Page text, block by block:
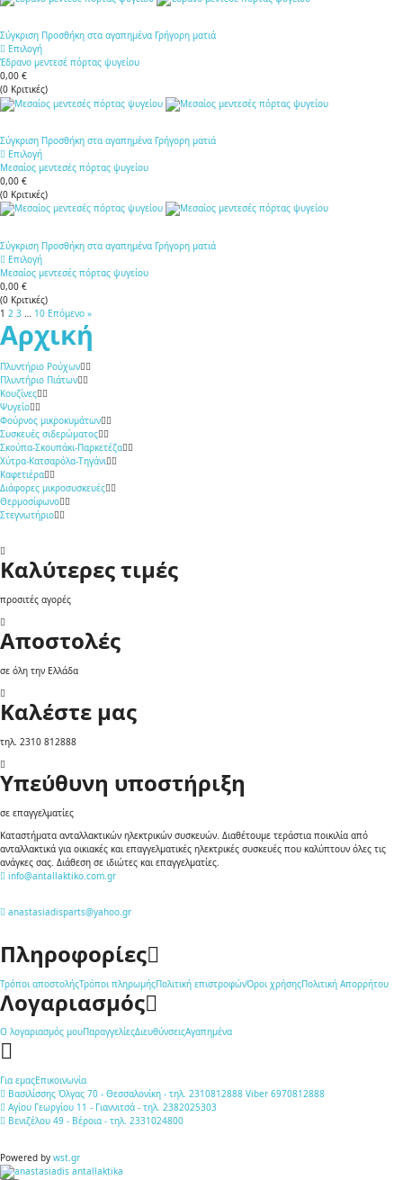
Σύγκριση Προσθήκη στα αγαπημένα Γρήγορη ματιά
Επιλογή
Έδρανο μεντεσέ πόρτας ψυγείου
0,00 €
(0 Κριτικές)
Σύγκριση Προσθήκη στα αγαπημένα Γρήγορη ματιά
Επιλογή
Μεσαίος μεντεσές πόρτας ψυγείου
0,00 €
(0 Κριτικές)
Σύγκριση Προσθήκη στα αγαπημένα Γρήγορη ματιά
Επιλογή
Μεσαίος μεντεσές πόρτας ψυγείου
0,00 €
(0 Κριτικές)
1 2 3 … 10 Επόμενο »
Αρχική
Πλυντήριο Ρούχων
Πλυντήριο Πιάτων
Κουζίνες
Ψυγείο
Φούρνος μικροκυμάτων
Συσκευές σιδερώματος
Σκούπα-Σκουπάκι-Παρκετέζα
Χύτρα-Κατσαρόλα-Τηγάνι
Καφετιέρα
Διάφορες μικροσυσκευές
Θερμοσίφωνο
Στεγνωτήριο
Καλύτερες τιμές
προσιτές αγορές
Αποστολές
σε όλη την Ελλάδα
Καλέστε μας
τηλ. 2310 812888
Υπεύθυνη υποστήριξη
σε επαγγελματίες
Καταστήματα ανταλλακτικών ηλεκτρικών συσκευών. Διαθέτουμε τεράστια ποικιλία από
ανταλλακτικά για οικιακές και επαγγελματικές ηλεκτρικές συσκευές που καλύπτουν όλες τις
ανάγκες σας. Διάθεση σε ιδιώτες και επαγγελματίες.
info@antallaktiko.com.gr
anastasiadisparts@yahoo.gr
Πληροφορίες
Τρόποι αποστολήςΤρόποι πληρωμήςΠολιτική επιστροφώνΌροι χρήσηςΠολιτική Απορρήτου
Λογαριασμός
Ο λογαριασμός μουΠαραγγελίεςΔιευθύνσειςΑγαπημένα
Για εμαςΕπικοινωνία
Βασιλίσσης Όλγας 70 - Θεσσαλονίκη - τηλ. 2310812888 Viber 6970812888
Αγίου Γεωργίου 11 - Γιαννιτσά - τηλ. 2382025303
Βενιζέλου 49 - Βέροια - τηλ. 2331024800
Powered by wst.gr